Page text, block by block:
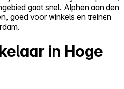
gaat snel. Alphen aan den
goed voor winkels en treinen
in Hoge